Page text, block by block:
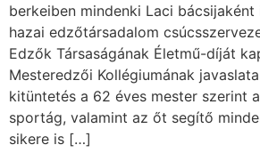
berkeiben mindenki Laci
hazai edzőtársadalom
Edzők Társaságának Életmű-díját
Mesteredzői Kollégiumának
kitüntetés a 62 éves mester szerint
sportág, valamint az őt segítő
sikere is […]